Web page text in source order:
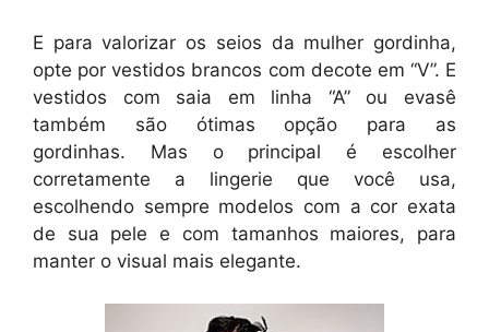
E para valorizar os seios da mulher gordinha,
opte por vestidos brancos com decote em “V”. E
vestidos com saia em linha “A” ou evasê
também são ótimas opção para as
gordinhas. Mas o principal é escolher
corretamente a lingerie que você usa,
escolhendo sempre modelos com a cor exata
de sua pele e com tamanhos maiores, para
manter o visual mais elegante.